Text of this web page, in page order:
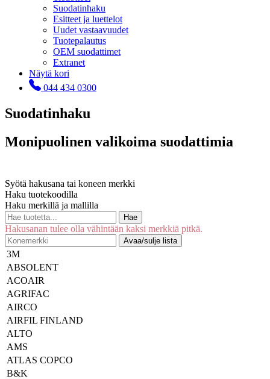
Suodatinhaku
Esitteet ja luettelot
Uudet vastaavuudet
Tuotepalautus
OEM suodattimet
Extranet
Näytä kori
044 434 0300
Suodatinhaku
Monipuolinen valikoima suodattimia
Syötä hakusana tai koneen merkki
Haku tuotekoodilla
Haku merkillä ja mallilla
Hae
Hakusanan tulee olla vähintään kaksi merkkiä pitkä.
Avaa/sulje lista
3M
ABSOLENT
ACOAIR
AGRIFAC
AIRCO
AIRFIL FINLAND
ALTO
AMS
ATLAS COPCO
B&K